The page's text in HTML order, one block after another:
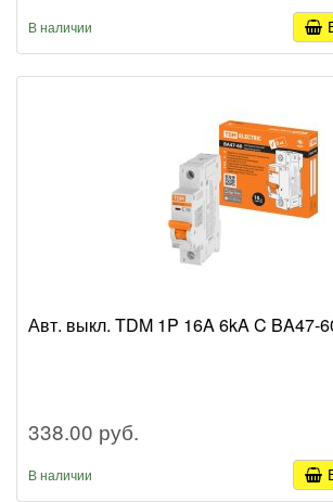
В наличии
Авт. выкл. TDM 1P 16A 6kA C BA47-
338.00 руб.
В наличии